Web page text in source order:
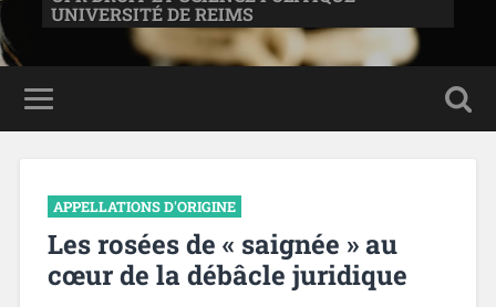
UNIVERSITÉ DE REIMS
APPELLATIONS D'ORIGINE
Les rosées de « saignée » au
cœur de la débâcle juridique